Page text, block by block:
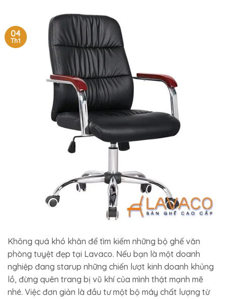
04
Th1
Không quá khó khăn để tìm kiếm những bộ ghế văn
phòng tuyệt đẹp tại Lavaco. Nếu bạn là một doanh
nghiệp đang starup những chiến lượt kinh doanh khủng
lồ, đừng quên trang bị vũ khí của mình thật mạnh mẽ
nhé. Việc đơn giản là đầu tư một bộ máy chất lượng từ